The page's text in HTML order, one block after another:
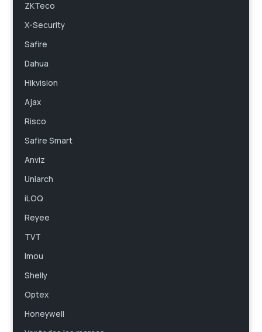
ZKTeco
X-Security
Safire
Dahua
Hikvision
Ajax
Risco
Safire Smart
Anviz
Uniarch
iLOQ
Reyee
TVT
Imou
Shelly
Optex
Honeywell